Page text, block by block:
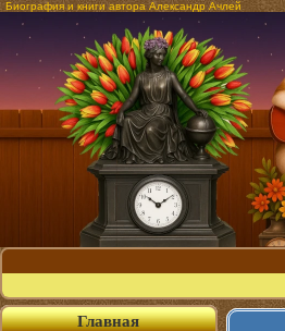
Биография и книги автора Александр Ачлей
Главная